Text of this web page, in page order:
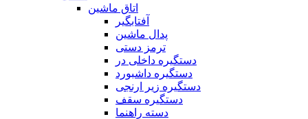
اتاق ماشین
آفتابگیر
پدال ماشین
ترمز دستی
دستگیره داخلی در
دستگیره داشبورد
دستگیره زیر ارنجی
دستگیره سقف
دسته راهنما